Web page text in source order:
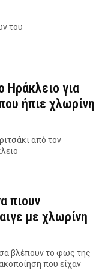
του
Ηράκλειο για
ήπιε χλωρίνη
από τον
πιουν
με χλωρίνη
βλέπουν το φως της
που είχαν